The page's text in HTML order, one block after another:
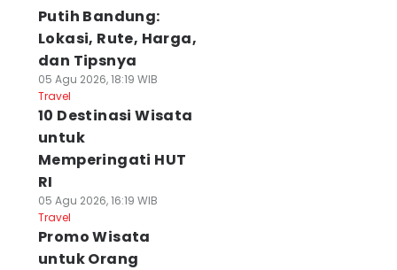
Putih Bandung:
Lokasi, Rute, Harga,
dan Tipsnya
05 Agu 2026, 18:19 WIB
Travel
10 Destinasi Wisata
untuk
Memperingati HUT
RI
05 Agu 2026, 16:19 WIB
Travel
Promo Wisata
untuk Orang